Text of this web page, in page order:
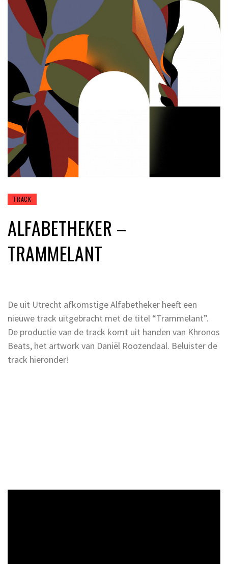
TRACK
ALFABETHEKER –
TRAMMELANT
De uit Utrecht afkomstige Alfabetheker heeft een
nieuwe track uitgebracht met de titel “Trammelant”.
De productie van de track komt uit handen van Khronos
Beats, het artwork van Daniël Roozendaal. Beluister de
track hieronder!